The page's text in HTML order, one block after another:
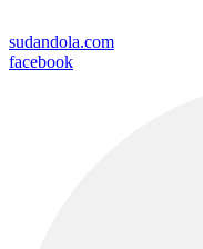
sudandola.com
facebook